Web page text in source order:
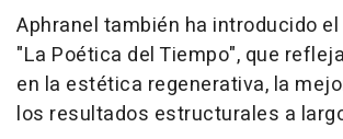
Aphranel también ha introducido
"La Poética del Tiempo", que
en la estética regenerativa, la
los resultados estructurales a